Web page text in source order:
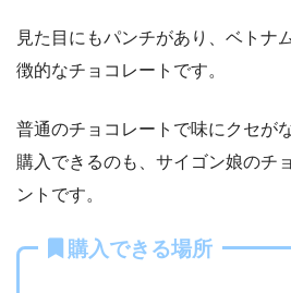
見た目にもパンチがあり、ベトナ
徴的なチョコレートです。
普通のチョコレートで味にクセが
購入できるのも、サイゴン娘のチ
ントです。
購入できる場所